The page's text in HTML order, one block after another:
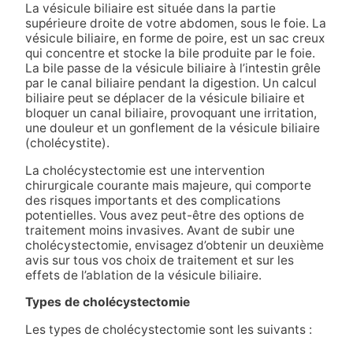
La vésicule biliaire est située dans la partie
supérieure droite de votre abdomen, sous le foie. La
vésicule biliaire, en forme de poire, est un sac creux
qui concentre et stocke la bile produite par le foie.
La bile passe de la vésicule biliaire à l’intestin grêle
par le canal biliaire pendant la digestion. Un calcul
biliaire peut se déplacer de la vésicule biliaire et
bloquer un canal biliaire, provoquant une irritation,
une douleur et un gonflement de la vésicule biliaire
(cholécystite).
La cholécystectomie est une intervention
chirurgicale courante mais majeure, qui comporte
des risques importants et des complications
potentielles. Vous avez peut-être des options de
traitement moins invasives. Avant de subir une
cholécystectomie, envisagez d’obtenir un deuxième
avis sur tous vos choix de traitement et sur les
effets de l’ablation de la vésicule biliaire.
Types de cholécystectomie
Les types de cholécystectomie sont les suivants :